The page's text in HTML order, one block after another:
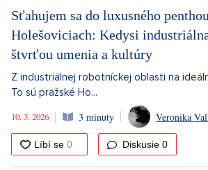
Sťahujem sa do luxusného
Holešoviciach: Kedysi
štvrťou umenia a kultúry
Z industriálnej robotníckej oblasti na
To sú pražské Ho...
10. 3. 2026
3 minuty Veronika
Diskusie 0